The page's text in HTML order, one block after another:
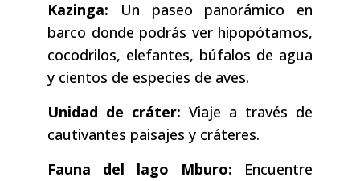
Kazinga: Un paseo panorámico en
barco donde podrás ver hipopótamos,
cocodrilos, elefantes, búfalos de agua
y cientos de especies de aves.
Unidad de cráter: Viaje a través de
cautivantes paisajes y cráteres.
Fauna del lago Mburo: Encuentre